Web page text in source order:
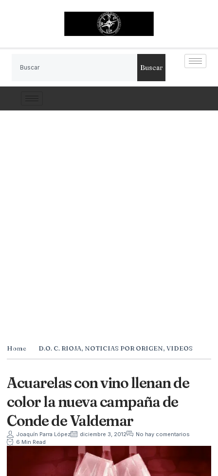
Buscar
Home D.O. C. RIOJA, NOTICIAS POR ORIGEN, VIDEOS
Acuarelas con vino llenan de
color la nueva campaña de
Conde de Valdemar
Joaquín Parra López diciembre 3, 2012
No hay comentarios
6 Min Read